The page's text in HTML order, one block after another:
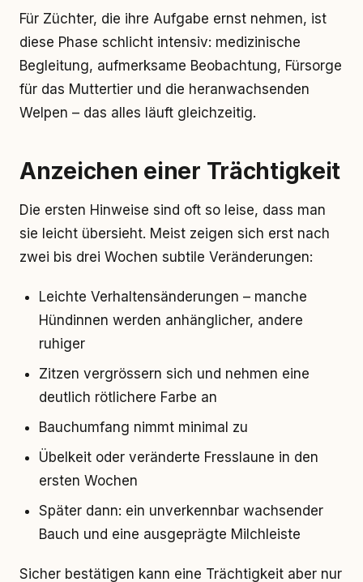
Für Züchter, die ihre Aufgabe ernst nehmen, ist
diese Phase schlicht intensiv: medizinische
Begleitung, aufmerksame Beobachtung, Fürsorge
für das Muttertier und die heranwachsenden
Welpen – das alles läuft gleichzeitig.
Anzeichen einer Trächtigkeit
Die ersten Hinweise sind oft so leise, dass man
sie leicht übersieht. Meist zeigen sich erst nach
zwei bis drei Wochen subtile Veränderungen:
Leichte Verhaltensänderungen – manche
Hündinnen werden anhänglicher, andere
ruhiger
Zitzen vergrössern sich und nehmen eine
deutlich rötlichere Farbe an
Bauchumfang nimmt minimal zu
Übelkeit oder veränderte Fresslaune in den
ersten Wochen
Später dann: ein unverkennbar wachsender
Bauch und eine ausgeprägte Milchleiste
Sicher bestätigen kann eine Trächtigkeit aber nur